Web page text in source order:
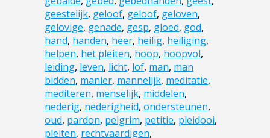
geestelijk, geloof, geloof, geloven,
gelovige, genade, gesp, gloed, god,
hand, handen, heer, heilig, heiliging,
helpen, het pleiten, hoop, hoopvol,
leiding, leven, licht, lof, man, man
bidden, manier, mannelijk, meditatie,
mediteren, menselijk, middelen,
nederig, nederigheid, ondersteunen,
oud, pardon, pelgrim, petitie, pleidooi,
pleiten, rechtvaardigen,